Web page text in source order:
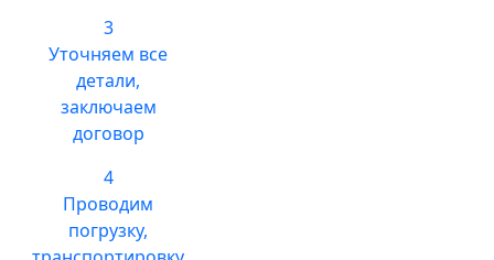
3
Уточняем все
детали,
заключаем
договор
4
Проводим
погрузку,